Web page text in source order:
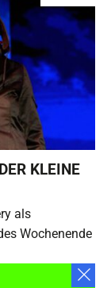
KLEINE
als
Wochenende